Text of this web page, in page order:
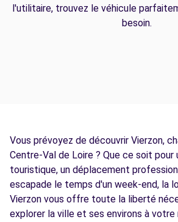
l'utilitaire, trouvez le véhicule
besoin.
Vous prévoyez de découvrir Vierzon,
Centre-Val de Loire ? Que ce soit pour
touristique, un déplacement
escapade le temps d'un week-end, la
Vierzon vous offre toute la liberté
explorer la ville et ses environs à votre